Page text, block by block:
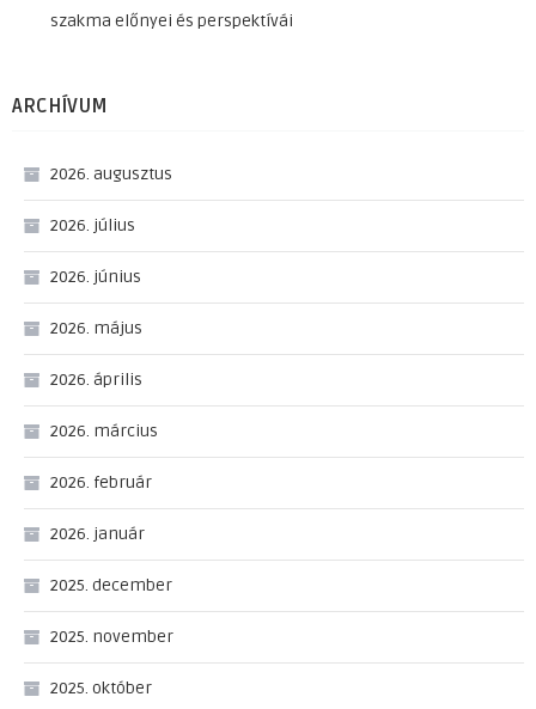
szakma előnyei és perspektívái
ARCHÍVUM
2026. augusztus
2026. július
2026. június
2026. május
2026. április
2026. március
2026. február
2026. január
2025. december
2025. november
2025. október